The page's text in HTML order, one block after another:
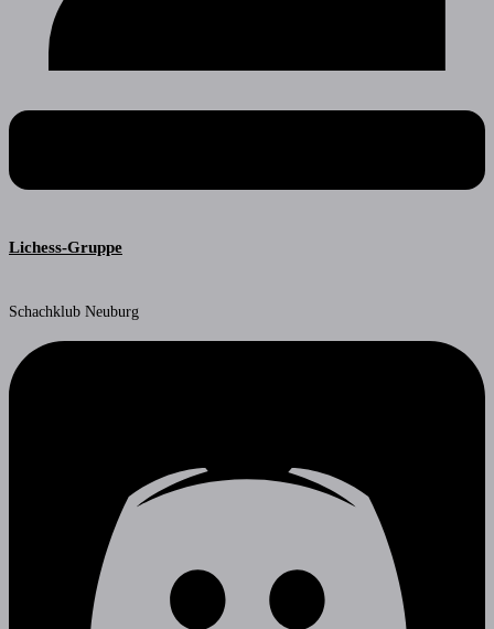
Lichess-Gruppe
Schachklub Neuburg